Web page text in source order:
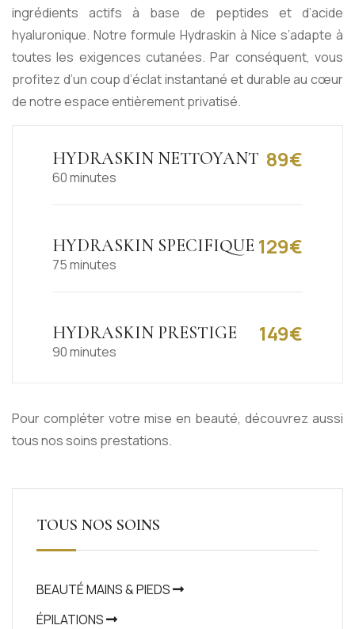
ingrédients actifs à base de peptides et d’acide
hyaluronique. Notre formule Hydraskin à Nice s’adapte à
toutes les exigences cutanées. Par conséquent, vous
profitez d’un coup d’éclat instantané et durable au cœur
de notre espace entièrement privatisé.
HYDRASKIN NETTOYANT 89€
60 minutes
HYDRASKIN SPECIFIQUE 129€
75 minutes
HYDRASKIN PRESTIGE 149€
90 minutes
Pour compléter votre mise en beauté, découvrez aussi
tousnos soins prestations.
TOUS NOS SOINS
BEAUTÉ MAINS & PIEDS
ÉPILATIONS